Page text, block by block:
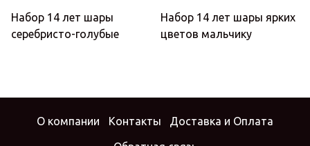
Набор 14 лет шары
серебристо-голубые
Набор 14 лет шары ярких
цветов мальчику
О компании Контакты Доставка и Оплата